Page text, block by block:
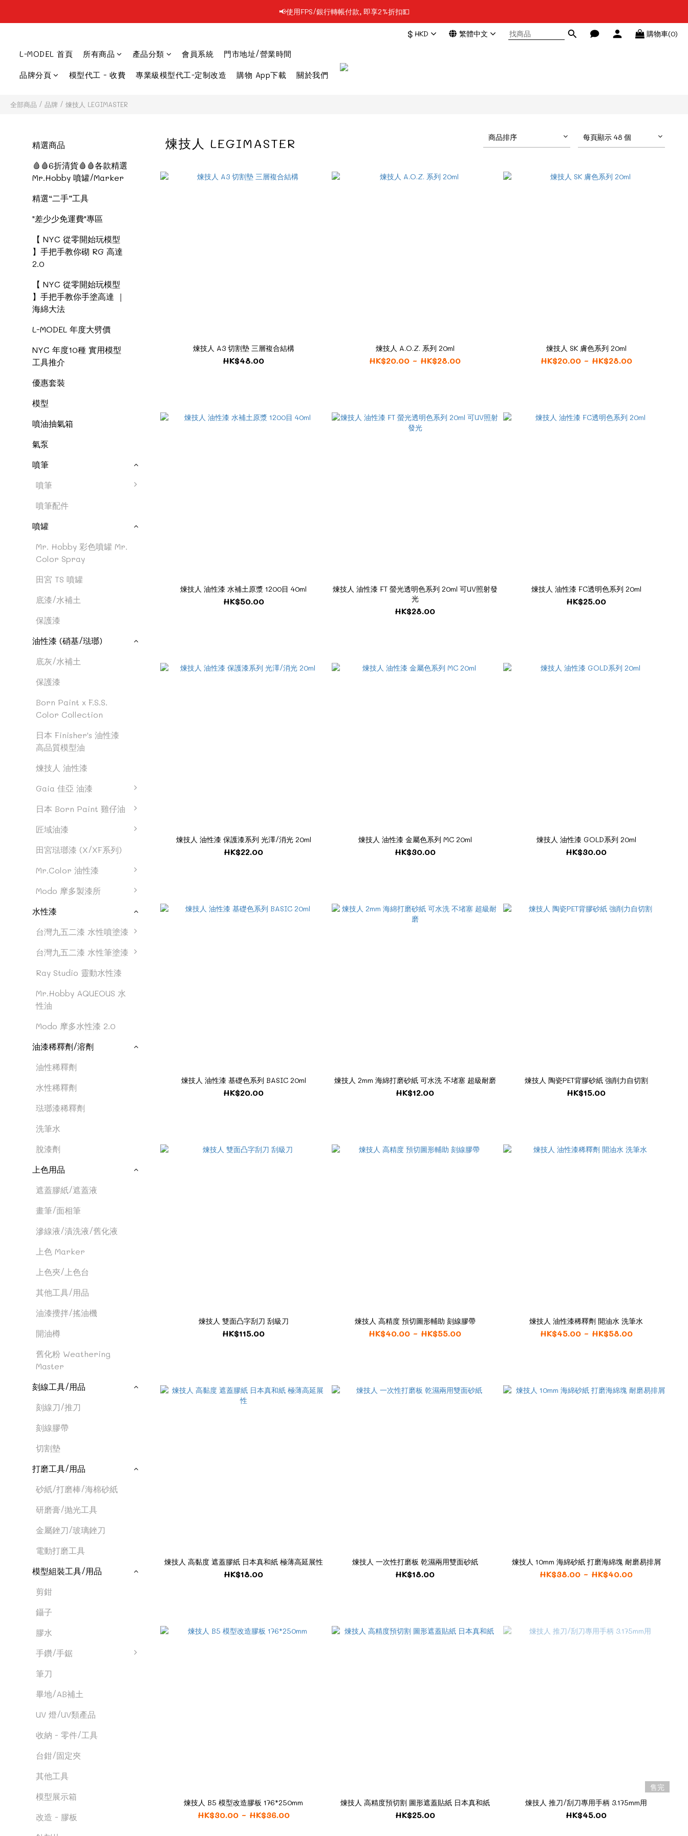
📢凡購物滿$199 順豐自提點免運費📦📦
📢使用FPS/銀行轉帳付款, 即享2%折扣💵
$ HKD 繁體中文 購物車(0)
L-MODEL 首頁 所有商品 產品分類 會員系統 門市地址/營業時間
品牌分頁 模型代工 - 收費 專業級模型代工-定制改造 購物 App下載 關於我們
全部商品 / 品牌 / 煉技人 LEGIMASTER
精選商品
🩸🩸6折清貨🩸🩸各款精選
Mr.Hobby 噴罐/Marker
精選“二手”工具
"差少少免運費"專區
【 NYC 從零開始玩模型
】手把手教你砌 RG 高達
2.0
【 NYC 從零開始玩模型
】手把手教你手塗高達 ｜
海綿大法
L-MODEL 年度大劈價
NYC 年度10種 實用模型
工具推介
優惠套裝
模型
噴油抽氣箱
氣泵
噴筆
噴筆
噴筆配件
噴罐
Mr. Hobby 彩色噴罐 Mr.
Color Spray
田宮 TS 噴罐
底漆/水補土
保護漆
油性漆 (硝基/琺瑯)
底灰/水補土
保護漆
Born Paint x F.S.S.
Color Collection
日本 Finisher's 油性漆
高品質模型油
煉技人 油性漆
Gaia 佳亞 油漆
日本 Born Paint 雞仔油
匠域油漆
田宮琺瑯漆 (X/XF系列)
Mr.Color 油性漆
Modo 摩多製漆所
水性漆
台灣九五二漆 水性噴塗漆
台灣九五二漆 水性筆塗漆
Ray Studio 靈動水性漆
Mr.Hobby AQUEOUS 水
性油
Modo 摩多水性漆 2.0
油漆稀釋劑/溶劑
油性稀釋劑
水性稀釋劑
琺瑯漆稀釋劑
洗筆水
脫漆劑
上色用品
遮蓋膠紙/遮蓋液
畫筆/面相筆
滲線液/漬洗液/舊化液
上色 Marker
上色夾/上色台
其他工具/用品
油漆攪拌/搖油機
開油樽
舊化粉 Weathering
Master
刻線工具/用品
刻線刀/推刀
刻線膠帶
切割墊
打磨工具/用品
砂紙/打磨棒/海棉砂紙
研磨膏/抛光工具
金屬銼刀/玻璃銼刀
電動打磨工具
模型組裝工具/用品
剪鉗
鑷子
膠水
手鑽/手鋸
筆刀
畢地/AB補土
UV 燈/UV類產品
收納 - 零件/工具
台鉗/固定夾
其他工具
模型展示箱
改造 - 膠板
煉技人 LEGIMASTER 商品排序 每頁顯示 48 個
煉技人 A3 切割墊 三層複合結構
HK$48.00
煉技人 A.O.Z. 系列 20ml
HK$20.00 ~ HK$28.00
煉技人 SK 膚色系列 20ml
HK$20.00 ~ HK$28.00
煉技人 油性漆 水補土原漿 1200目 40ml
HK$50.00
煉技人 油性漆 FT 螢光透明色系列 20ml 可UV照射發
光
HK$28.00
煉技人 油性漆 FC透明色系列 20ml
HK$25.00
煉技人 油性漆 保護漆系列 光澤/消光 20ml
HK$22.00
煉技人 油性漆 金屬色系列 MC 20ml
HK$30.00
煉技人 油性漆 GOLD系列 20ml
HK$30.00
煉技人 油性漆 基礎色系列 BASIC 20ml
HK$20.00
煉技人 2mm 海綿打磨砂紙 可水洗 不堵塞 超級耐磨
HK$12.00
煉技人 陶瓷PET背膠砂紙 強削力自切割
HK$15.00
煉技人 雙面凸字刮刀 刮級刀
HK$115.00
煉技人 高精度 預切圖形輔助 刻線膠帶
HK$40.00 ~ HK$55.00
煉技人 油性漆稀釋劑 開油水 洗筆水
HK$45.00 ~ HK$58.00
煉技人 高黏度 遮蓋膠紙 日本真和紙 極薄高延展性
HK$18.00
煉技人 一次性打磨板 乾濕兩用雙面砂紙
HK$18.00
煉技人 10mm 海綿砂紙 打磨海綿塊 耐磨易排屑
HK$38.00 ~ HK$40.00
煉技人 B5 模型改造膠板 176*250mm
HK$30.00 ~ HK$36.00
煉技人 高精度預切割 圖形遮蓋貼紙 日本真和紙
HK$25.00
售完
煉技人 推刀/刮刀專用手柄 3.175mm用
HK$45.00